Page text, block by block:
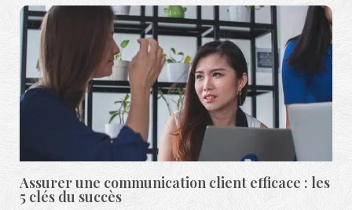
Assurer une communication client efficace : les
5 clés du succès